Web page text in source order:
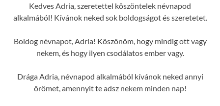
Kedves Adria, szeretettel köszöntelek névnapod
alkalmából! Kívánok neked sok boldogságot és szeretetet.
Boldog névnapot, Adria! Köszönöm, hogy mindig ott vagy
nekem, és hogy ilyen csodálatos ember vagy.
Drága Adria, névnapod alkalmából kívánok neked annyi
örömet, amennyit te adsz nekem minden nap!